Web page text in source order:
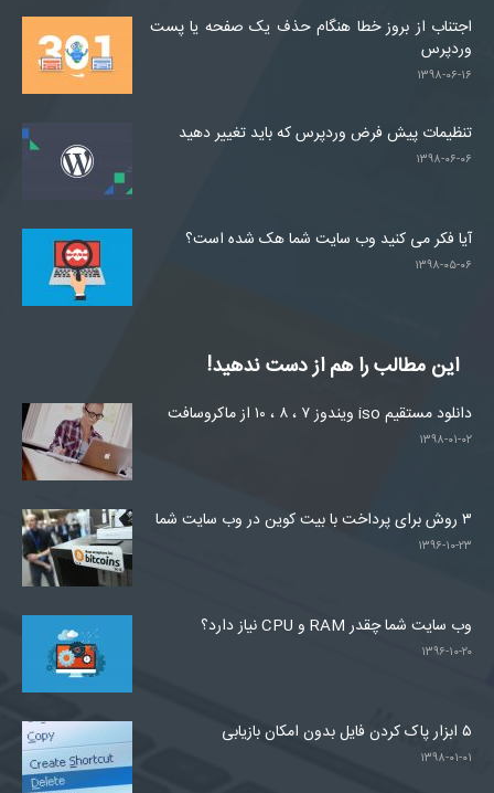
اجتناب از بروز خطا هنگام حذف یک صفحه یا پست
وردپرس
۱۳۹۸-۰۶-۱۶
تنظیمات پیش فرض وردپرس که باید تغییر دهید
۱۳۹۸-۰۶-۰۶
آیا فکر می کنید وب سایت شما هک شده است؟
۱۳۹۸-۰۵-۰۶
این مطالب را هم از دست ندهید!
دانلود مستقیم iso ویندوز ۷ ، ۸ ، ۱۰ از ماکروسافت
۱۳۹۸-۰۱-۰۲
۳ روش برای پرداخت با بیت کوین در وب سایت شما
۱۳۹۶-۱۰-۲۳
وب سایت شما چقدر RAM و CPU نیاز دارد؟
۱۳۹۶-۱۰-۲۰
۵ ابزار پاک کردن فایل بدون امکان بازیابی
۱۳۹۸-۰۱-۰۱